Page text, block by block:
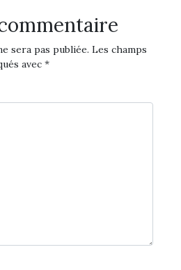
sera pas publiée. Les champs
avec *